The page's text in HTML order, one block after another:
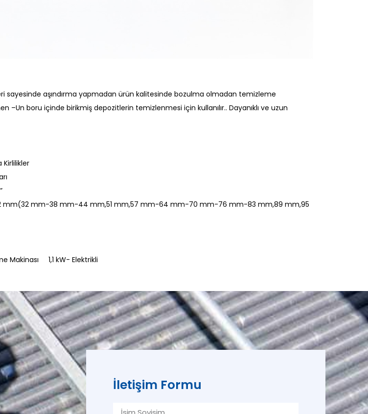
sayesinde aşındırma yapmadan ürün kalitesinde bozulma olmadan temizleme
–Un boru içinde birikmiş depozitlerin temizlenmesi için kullanılır.. Dayanıklı ve uzun
mm(32 mm-38 mm-44 mm,51 mm,57 mm-64 mm-70 mm-76 mm-83 mm,89 mm,95
Makinası 1,1 kW- Elektrikli
İletişim Formu